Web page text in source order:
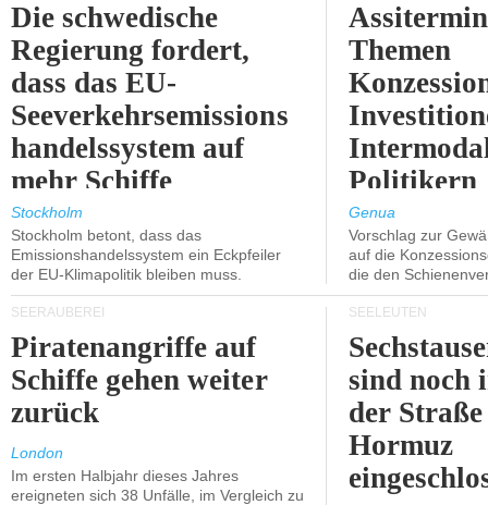
Die schwedische
Regierung fordert,
dass das EU-
Seeverkehrsemissions
handelssystem auf
mehr Schiffe
ausgeweitet wird.
Stockholm
Stockholm betont, dass das
Emissionshandelssystem ein Eckpfeiler
der EU-Klimapolitik bleiben muss.
Themen
Politikern
Genua
Vorschlag zur
auf die
die den
SEERÄUBEREI
Piratenangriffe auf
Schiffe gehen weiter
zurück
London
Im ersten Halbjahr dieses Jahres
ereigneten sich 38 Unfälle, im Vergleich zu
SEELEUTEN
sind noch
der
Hormuz